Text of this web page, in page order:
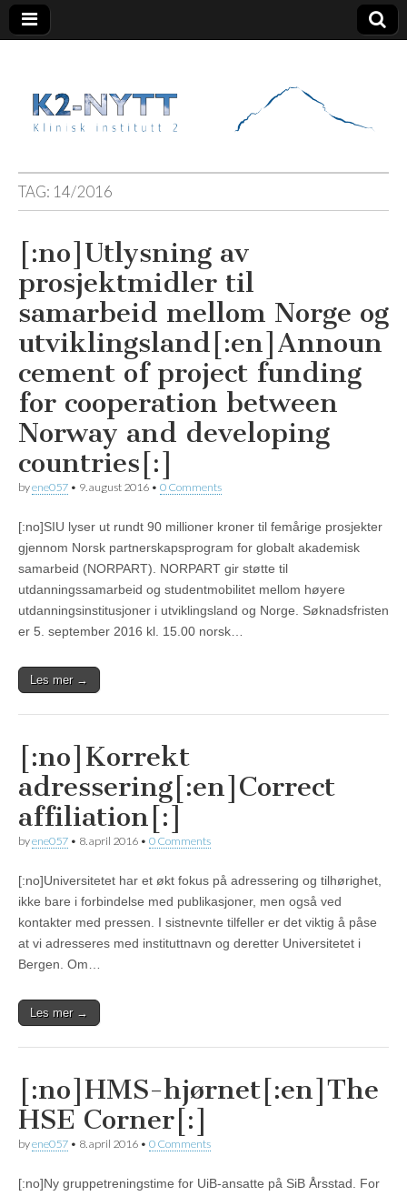
K2 Nytt
TAG: 14/2016
[:no]Utlysning av
prosjektmidler til
samarbeid mellom Norge og
utviklingsland[:en]Announ
cement of project funding
for cooperation between
Norway and developing
countries[:]
byene057 • 9. august 2016 • 0 Comments
[:no]SIU lyser ut rundt 90 millioner kroner til femårige prosjekter
gjennom Norsk partnerskapsprogram for globalt akademisk
samarbeid (NORPART). NORPART gir støtte til
utdanningssamarbeid og studentmobilitet mellom høyere
utdanningsinstitusjoner i utviklingsland og Norge. Søknadsfristen
er 5. september 2016 kl. 15.00 norsk…
Les mer →
[:no]Korrekt
adressering[:en]Correct
affiliation[:]
byene057 • 8. april 2016 • 0 Comments
[:no]Universitetet har et økt fokus på adressering og tilhørighet,
ikke bare i forbindelse med publikasjoner, men også ved
kontakter med pressen. I sistnevnte tilfeller er det viktig å påse
at vi adresseres med instituttnavn og deretter Universitetet i
Bergen. Om…
Les mer →
[:no]HMS-hjørnet[:en]The
HSE Corner[:]
byene057 • 8. april 2016 • 0 Comments
[:no]Ny gruppetreningstime for UiB-ansatte på SiB Årsstad. For